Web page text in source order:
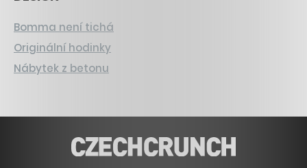
Bomma není tichá
Originální hodinky
Nábytek z betonu